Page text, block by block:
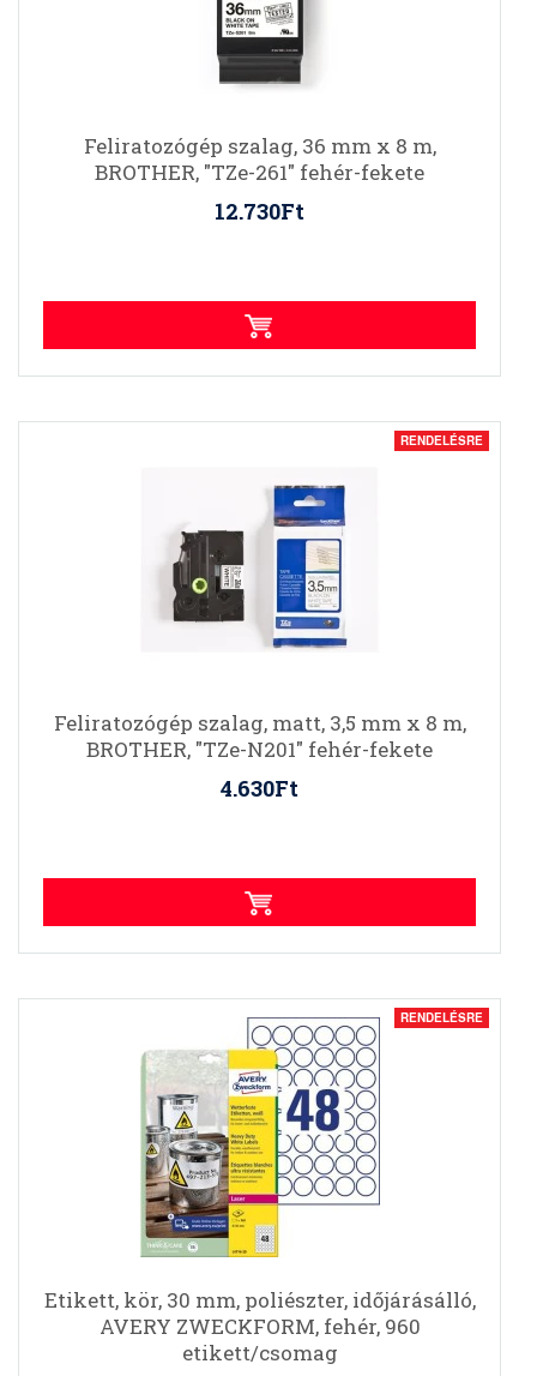
Feliratozógép szalag, 36 mm x 8 m,
BROTHER, "TZe-261" fehér-fekete
12.730Ft
RENDELÉSRE
Feliratozógép szalag, matt, 3,5 mm x 8 m,
BROTHER, "TZe-N201" fehér-fekete
4.630Ft
RENDELÉSRE
Etikett, kör, 30 mm, poliészter, időjárásálló,
AVERY ZWECKFORM, fehér, 960
etikett/csomag